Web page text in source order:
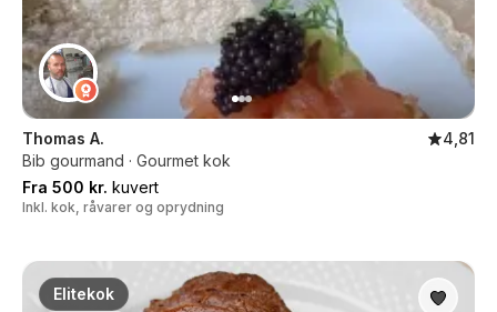
Thomas A.
4,81
Bib gourmand · Gourmet kok
Fra 500 kr. kuvert
Inkl. kok, råvarer og oprydning
Elitekok